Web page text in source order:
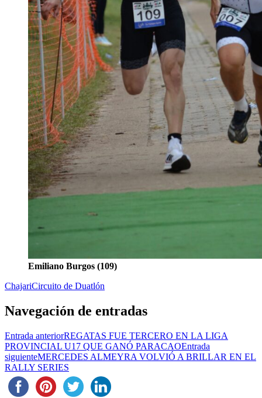
Emiliano Burgos (109)
ChajariCircuito de Duatlón
Navegación de entradas
Entrada anteriorREGATAS FUE TERCERO EN LA LIGA
PROVINCIAL U17 QUE GANÓ PARACAOEntrada
siguienteMERCEDES ALMEYRA VOLVIÓ A BRILLAR EN EL
RALLY SERIES